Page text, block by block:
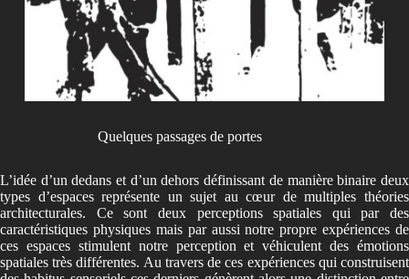
Quelques passages de portes
L’idée d’un dedans et d’un dehors définissant de manière binaire deux
types d’espaces représente un sujet au cœur de multiples théories
architecturales. Ce sont deux perceptions spatiales qui par des
caractéristiques physiques mais par aussi notre propre expériences de
ces espaces stimulent notre perception et véhiculent des émotions
spatiales très différentes. Au travers de ces expériences qui construisent